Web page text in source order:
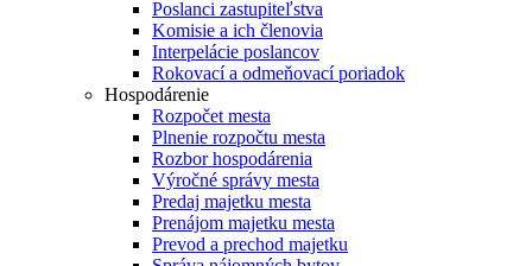
Poslanci zastupiteľstva
Komisie a ich členovia
Interpelácie poslancov
Rokovací a odmeňovací poriadok
Hospodárenie
Rozpočet mesta
Plnenie rozpočtu mesta
Rozbor hospodárenia
Výročné správy mesta
Predaj majetku mesta
Prenájom majetku mesta
Prevod a prechod majetku